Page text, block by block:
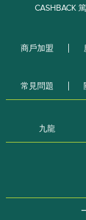
CASHBACK
商戶加盟
常見問題
九龍